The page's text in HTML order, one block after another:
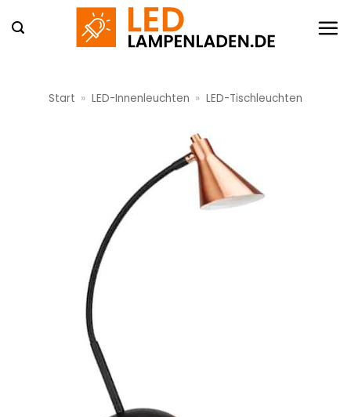
Inhalt
Start » LED-Innenleuchten » LED-Tischleuchten